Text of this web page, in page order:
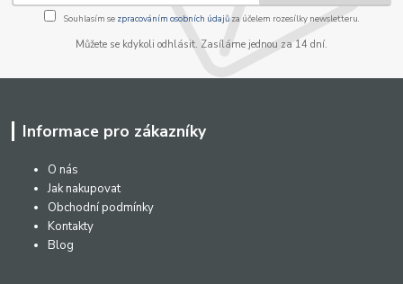
Souhlasím se zpracováním osobních údajůza účelem rozesílky newsletteru.
Můžete se kdykoli odhlásit. Zasíláme jednou za 14 dní.
Informace pro zákazníky
O nás
Jak nakupovat
Obchodní podmínky
Kontakty
Blog